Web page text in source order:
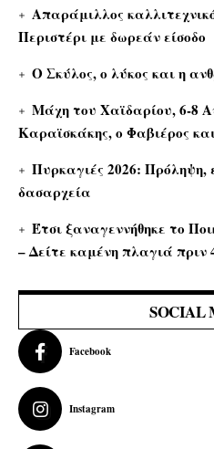
Απαράμιλλος
Περιστέρι με δωρεάν είσοδο
Ο Σκύλος, ο λύκος και η
Μάχη του Χαϊδαρίου, 6-8
Καραϊσκάκης, ο Φαβιέρος
Πυρκαγιές 2026: Πρόληψη,
δασαρχεία
Έτσι ξαναγεννήθηκε το
– Δείτε καμένη πλαγιά πριν
SOCIAL
Facebook
Instagram